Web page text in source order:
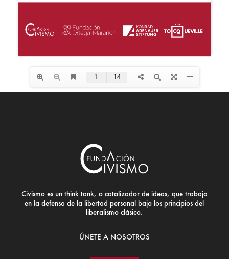
Civismo es un think tank, o catalizador de ideas, que trabaja
en la defensa de la libertad personal bajo los principios del
liberalismo clásico.
ÚNETE A NOSOTROS